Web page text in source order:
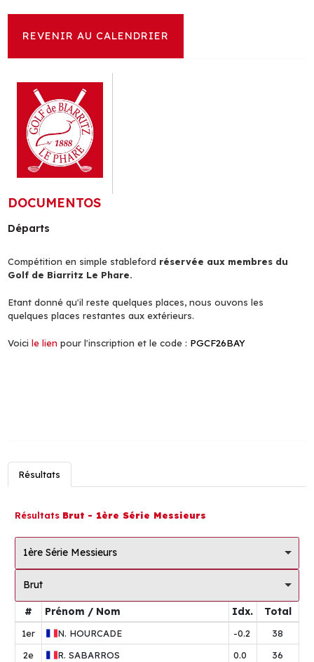
REVENIR AU CALENDRIER
DOCUMENTOS
Départs
Compétition en simple stableford réservée aux membres du
Golf de Biarritz Le Phare.
Etant donné qu'il reste quelques places, nous ouvons les
quelques places restantes aux extérieurs.
Voici le lien pour l'inscription et le code : PGCF26BAY
Résultats
Résultats Brut - 1ère Série Messieurs
1ère Série Messieurs
Brut
# Prénom / Nom Idx. Total
1er N. HOURCADE -0.2
38
2e
R. SABARROS 0.0
36